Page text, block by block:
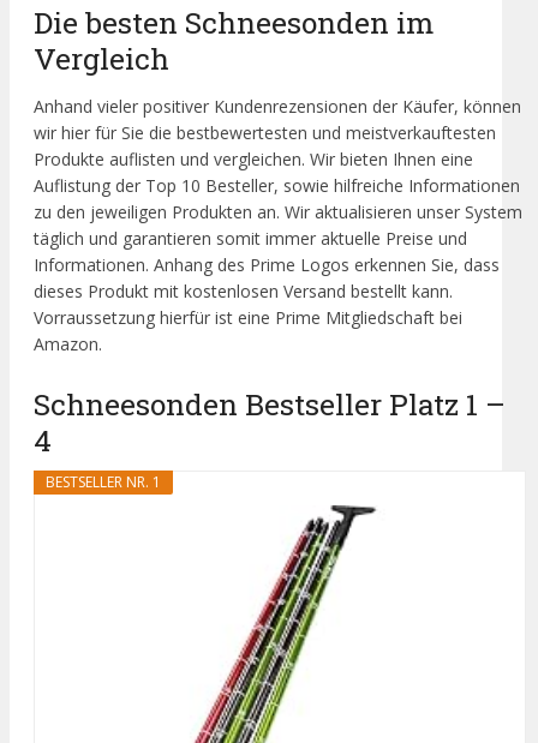
Die besten Schneesonden im
Vergleich
Anhand vieler positiver Kundenrezensionen der Käufer, können
wir hier für Sie die bestbewertesten und meistverkauftesten
Produkte auflisten und vergleichen. Wir bieten Ihnen eine
Auflistung der Top 10 Besteller, sowie hilfreiche Informationen
zu den jeweiligen Produkten an. Wir aktualisieren unser System
täglich und garantieren somit immer aktuelle Preise und
Informationen. Anhang des Prime Logos erkennen Sie, dass
dieses Produkt mit kostenlosen Versand bestellt kann.
Vorraussetzung hierfür ist eine Prime Mitgliedschaft bei
Amazon.
Schneesonden Bestseller Platz 1 –
4
BESTSELLER NR. 1